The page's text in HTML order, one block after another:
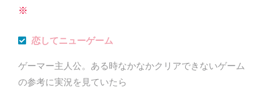
※
恋してニューゲーム
ゲーマー主人公。ある時なかなかクリアできないゲーム
の参考に実況を見ていたら